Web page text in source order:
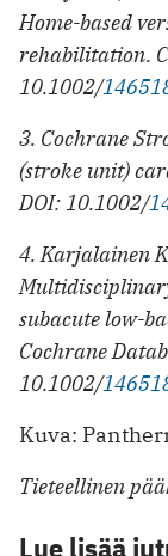
Home-based
rehabilitation.
10.1002/
3. Cochrane
(stroke unit)
DOI: 10.1002/
4. Karjalainen
subacute low-
Cochrane
10.1002/
Kuva:
Tieteellinen
Lue lisää